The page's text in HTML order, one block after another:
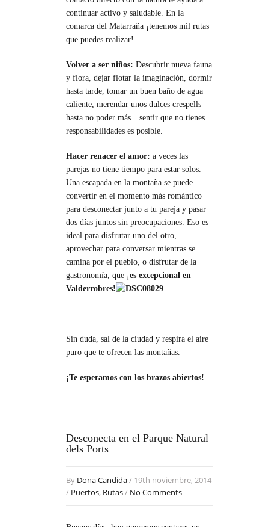
continuar activo y saludable. En la
comarca del Matarraña ¡tenemos mil rutas
que puedes realizar!
Volver a ser niños: Descubrir nueva fauna
y flora, dejar flotar la imaginación, dormir
hasta tarde, tomar un buen baño de agua
caliente, merendar unos dulces crespells
hasta no poder más…sentir que no tienes
responsabilidades es posible.
Hacer renacer el amor: a veces las
parejas no tiene tiempo para estar solos.
Una escapada en la montaña se puede
convertir en el momento más romántico
para desconectar junto a tu pareja y pasar
dos días juntos sin preocupaciones. Eso es
ideal para disfrutar uno del otro,
aprovechar para conversar mientras se
camina por el pueblo, o disfrutar de la
gastronomía, que ¡es excepcional en
Valderrobres!
Sin duda, sal de la ciudad y respira el aire
puro que te ofrecen las montañas.
¡Te esperamos con los brazos abiertos!
Desconecta en el Parque Natural
dels Ports
By Dona Candida/ 19th noviembre, 2014
/ Puertos, Rutas/ No Comments